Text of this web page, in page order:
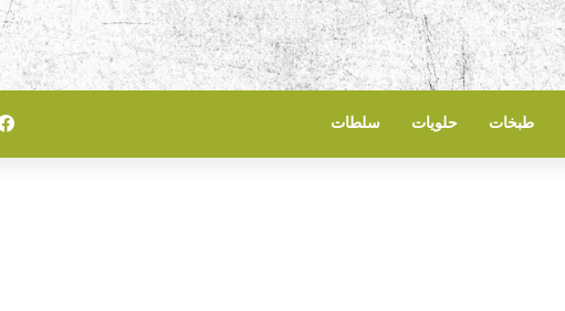
طبخات حلويات سلطات